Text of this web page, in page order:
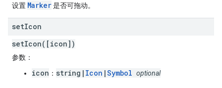
设置 Marker是否可拖动。
setIcon
setIcon([icon])
参数 ：
icon ： string| Icon |Symbol optional